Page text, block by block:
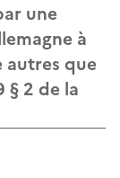
une
à
autres que
§ 2 de la